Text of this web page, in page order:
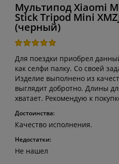
Мультипод Xiaomi
Stick Tripod Mini
(черный)
Для поездки приобрел
как селфи палку. Со своей
Изделие выполнено из
выглядит добротно. Длины
хватает. Рекомендую к
Достоинства:
Качество исполнения.
Недостатки:
Не нашел